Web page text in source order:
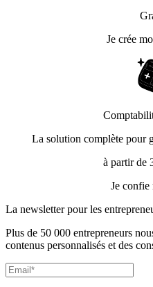
Je crée
La solution complète pour
à partir de
Je confie
La newsletter pour les
Plus de 50 000 entrepreneurs
contenus personnalisés et des